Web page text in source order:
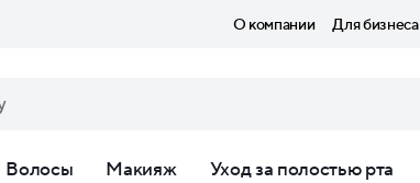
О компании Для бизнеса
Волосы Макияж Уход за полостью рта